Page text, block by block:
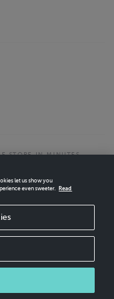
STORE IN MINUTES.
Supervisory Authority of
license to operate in the
CANCEL ORDER
let us show you
even sweeter.
Read